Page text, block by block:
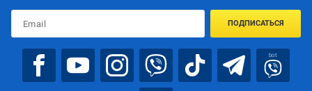
ПОДПИСАТЬСЯ
bot